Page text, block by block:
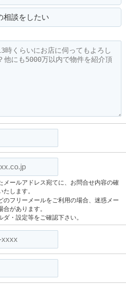
相談をしたい
ールアドレス宛てに、お問合せ内容の確
します。
フリーメールをご利用の場合、迷惑メー
合があります。
・設定等をご確認下さい。